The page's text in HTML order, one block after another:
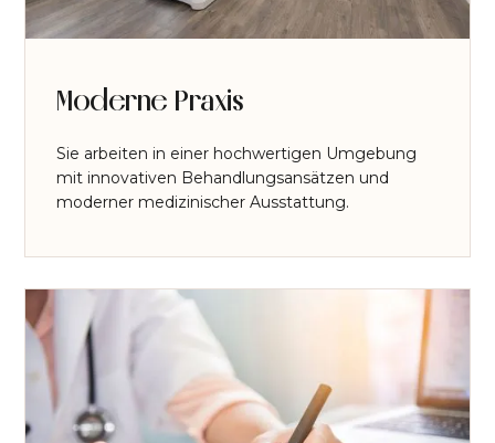
Moderne Praxis
Sie arbeiten in einer hochwertigen Umgebung
mit innovativen Behandlungsansätzen und
moderner medizinischer Ausstattung.